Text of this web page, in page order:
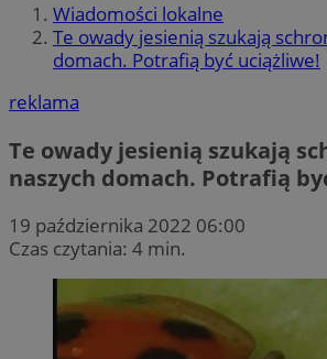
Wiadomości lokalne
Te owady jesienią szukają
domach. Potrafią być uciążliwe!
reklama
Te owady jesienią szukają
naszych domach. Potrafią
19 października 2022 06:00
Czas czytania: 4 min.